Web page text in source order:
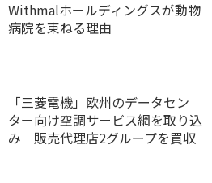
Withmalホールディングスが動物
病院を束ねる理由
「三菱電機」欧州のデータセン
ター向け空調サービス網を取り込
み 販売代理店2グループを買収